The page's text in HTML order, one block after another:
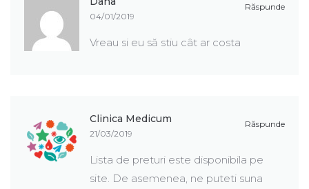
Răspunde
04/01/2019
Vreau si eu să stiu cât ar costa
Răspunde
Clinica Medicum
21/03/2019
Lista de preturi este disponibila pe
site. De asemenea, ne puteti suna